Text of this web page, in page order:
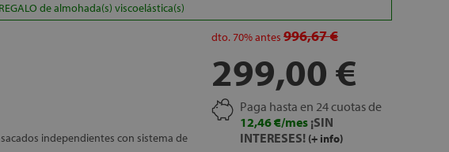
REGALO de almohada(s) viscoelástica(s)
independientes con sistema de
dto.70%antes 996,67 €
299,00 €
Paga hasta en 24 cuotas de
12,46 €/mes ¡SIN
INTERESES! (+ info)